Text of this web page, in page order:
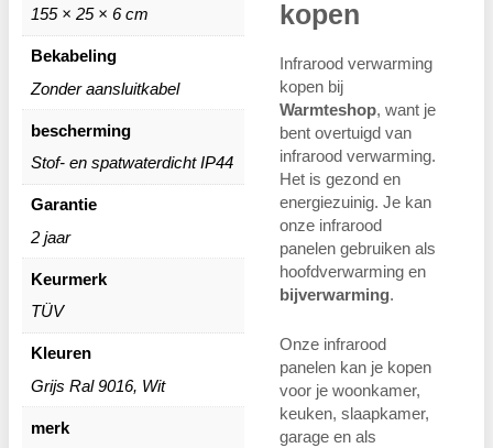
155 × 25 × 6 cm
Bekabeling
Zonder aansluitkabel
bescherming
Stof- en spatwaterdicht IP44
Garantie
2 jaar
Keurmerk
TÜV
Kleuren
Grijs Ral 9016, Wit
merk
kopen
Infrarood verwarming
kopen bij
Warmteshop, want je
bent overtuigd van
infrarood verwarming.
Het is gezond en
energiezuinig. Je kan
onze infrarood
panelen gebruiken als
hoofdverwarming en
bijverwarming.
Onze infrarood
panelen kan je kopen
voor je woonkamer,
keuken, slaapkamer,
garage en als